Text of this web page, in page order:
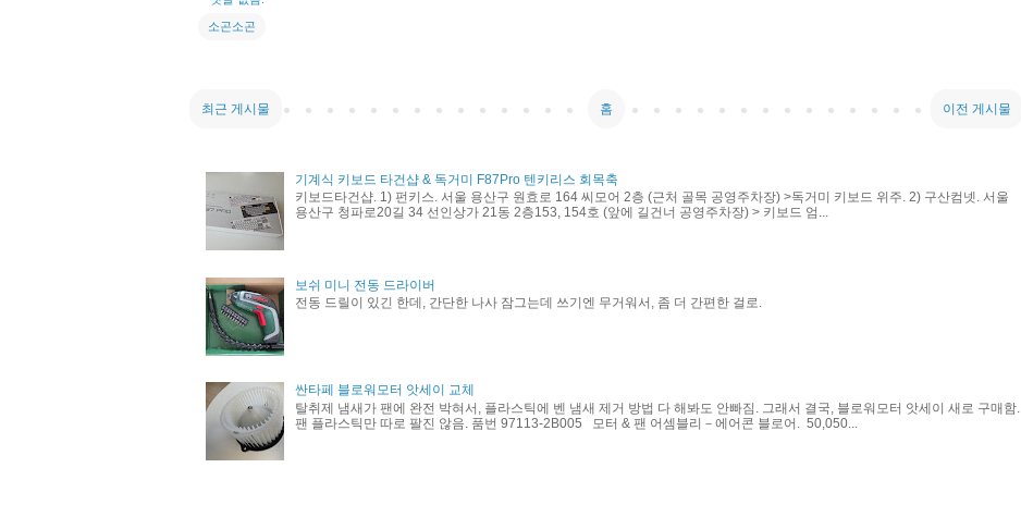
소곤소곤
최근 게시물 이전 게시물
홈
기계식 키보드 타건샵 & 독거미 F87Pro 텐키리스 회목축
키보드타건샵. 1) 펀키스. 서울 용산구 원효로 164 씨모어 2층 (근처 골목 공영주차장) >독거미 키보드 위주. 2) 구산컴넷. 서울
용산구 청파로20길 34 선인상가 21동 2층153, 154호 (앞에 길건너 공영주차장) > 키보드 엄...
보쉬 미니 전동 드라이버
전동 드릴이 있긴 한데, 간단한 나사 잠그는데 쓰기엔 무거워서, 좀 더 간편한 걸로.
싼타페 블로워모터 앗세이 교체
탈취제 냄새가 팬에 완전 박혀서, 플라스틱에 벤 냄새 제거 방법 다 해봐도 안빠짐. 그래서 결국, 블로워모터 앗세이 새로 구매함.
팬 플라스틱만 따로 팔진 않음. 품번 97113-2B005 모터 & 팬 어셈블리－에어콘 블로어. 50,050...